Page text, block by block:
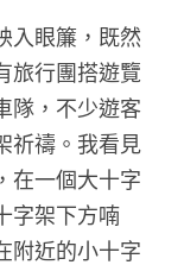
入眼簾，既然
旅行團搭遊覽
隊，不少遊客
祈禱。我看見
在一個大十字
字架下方喃
附近的小十字